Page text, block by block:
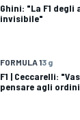
Ghini: "La F1
invisibile"
FORMULA 13 g
F1 | Ceccarelli:
pensare agli